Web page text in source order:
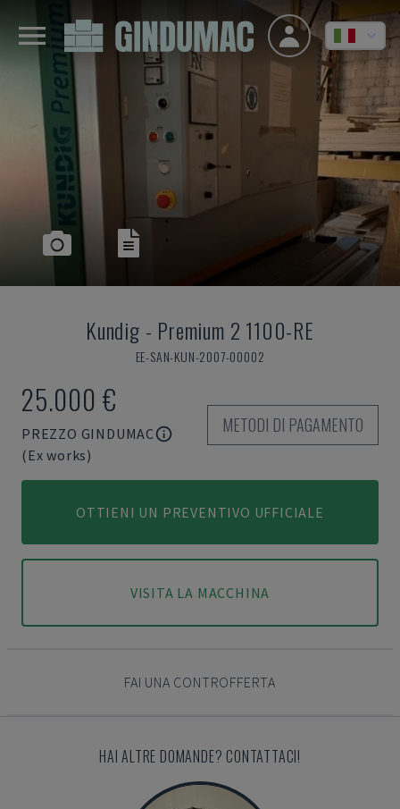
Kundig - Premium 2 1100-RE
EE-SAN-KUN-2007-00002
25.000 €
PREZZO GINDUMAC
(Ex works)
METODI DI PAGAMENTO
OTTIENI UN PREVENTIVO UFFICIALE
VISITA LA MACCHINA
FAI UNA CONTROFFERTA
HAI ALTRE DOMANDE? CONTATTACI!